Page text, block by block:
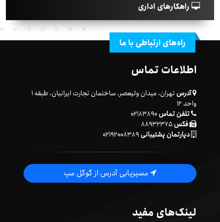
راهکارهای اداری
راه‌های ارتباطی با ما
اطلاعات تماس
آدرس
تهران، میدان ولیعصر، ساختمان تجارت ایرانیان، طبقه ۱
واحد ۱۲
تلفن تماس۰۲۱۸۳۸۹۰
فکس
دپارتمان پشتیبانی۰۲۱۹۲۰۰۸۳۸۹
مسیریابی آدرس از گوگل مپ
لینک‌های مفید